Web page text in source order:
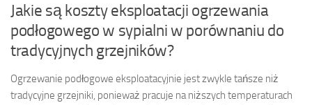
Jakie są koszty eksploatacji ogrzewania
podłogowego w sypialni w porównaniu do
tradycyjnych grzejników?
Ogrzewanie podłogowe eksploatacyjnie jest zwykle tańsze niż
tradycyjne grzejniki, ponieważ pracuje na niższych temperaturach